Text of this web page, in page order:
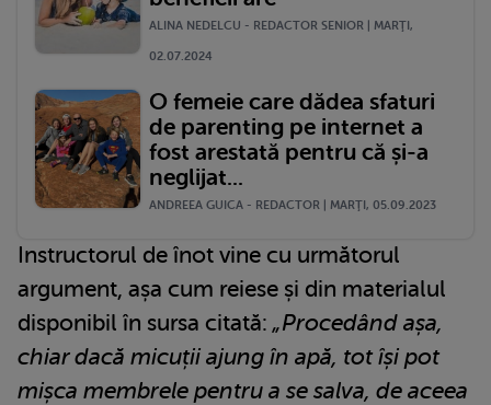
ALINA NEDELCU - REDACTOR SENIOR | MARŢI,
02.07.2024
O femeie care dădea sfaturi
de parenting pe internet a
fost arestată pentru că și-a
neglijat...
ANDREEA GUICA - REDACTOR | MARŢI, 05.09.2023
Instructorul de înot vine cu următorul
argument, așa cum reiese și din materialul
disponibil în sursa citată: „Procedând așa,
chiar dacă micuții ajung în apă, tot își pot
mișca membrele pentru a se salva, de aceea